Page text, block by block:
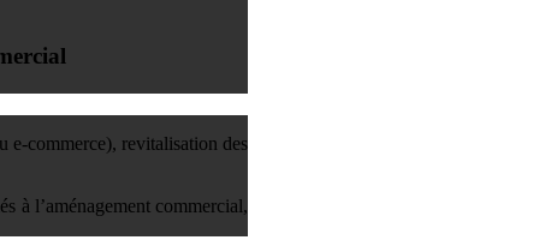
e-commerce), revitalisation des
à l’aménagement commercial,